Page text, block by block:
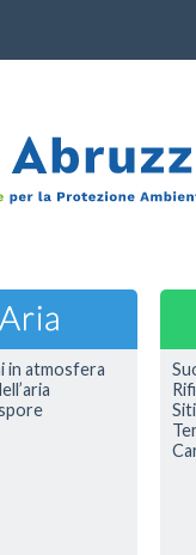
in atmosfera